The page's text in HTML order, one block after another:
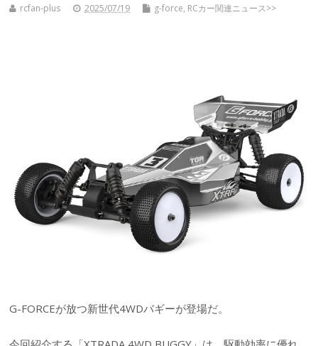
rcfan-plus 2025/07/19 g-force, RCカー関連ニュース>>
G-FORCEが放つ新世代4WDバギーが登場だ。